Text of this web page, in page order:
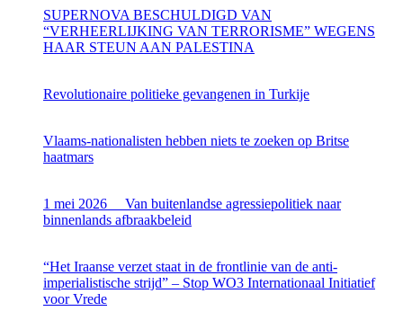
SUPERNOVA BESCHULDIGD VAN
“VERHEERLIJKING VAN TERRORISME” WEGENS
HAAR STEUN AAN PALESTINA
Revolutionaire politieke gevangenen in Turkije
Vlaams-nationalisten hebben niets te zoeken op Britse
haatmars
1 mei 2026 Van buitenlandse agressiepolitiek naar
binnenlands afbraakbeleid
“Het Iraanse verzet staat in de frontlinie van de anti-
imperialistische strijd” – Stop WO3 Internationaal Initiatief
voor Vrede